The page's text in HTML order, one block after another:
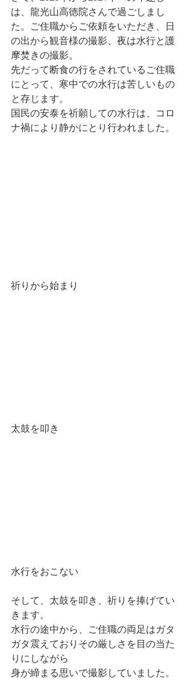
は、龍光山高徳院さんで過ごしまし
た。ご住職からご依頼をいただき、日
の出から観音様の撮影、夜は水行と護
摩焚きの撮影。
先だって断食の行をされているご住職
にとって、寒中での水行は苦しいもの
と存じます。
国民の安泰を祈願しての水行は、コロ
ナ禍により静かにとり行われました。
祈りから始まり
太鼓を叩き
水行をおこない
そして、太鼓を叩き、祈りを捧げてい
きます。
水行の途中から、ご住職の両足はガタ
ガタ震えておりその厳しさを目の当た
りにしながら
身が締まる思いで撮影していました。